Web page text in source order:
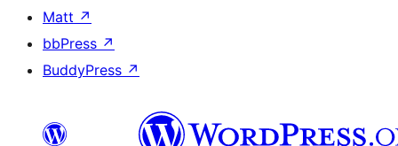
Matt ↗
bbPress ↗
BuddyPress ↗